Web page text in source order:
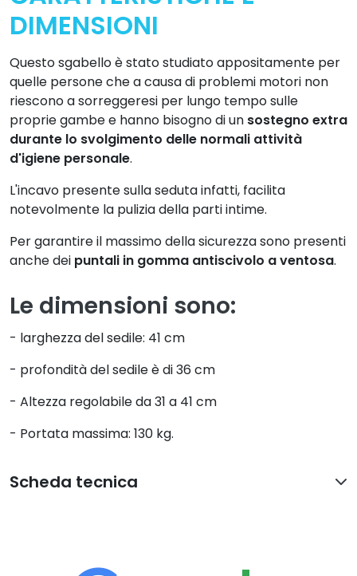
DIMENSIONI
Questo sgabello è stato studiato appositamente per
quelle persone che a causa di problemi motori non
riescono a sorreggeresi per lungo tempo sulle
proprie gambe e hanno bisogno di un sostegno extra
durante lo svolgimento delle normali attività
d'igiene personale.
L'incavo presente sulla seduta infatti, facilita
notevolmente la pulizia della parti intime.
Per garantire il massimo della sicurezza sono presenti
anche dei puntali in gomma antiscivolo a ventosa.
Le dimensioni sono:
- larghezza del sedile: 41 cm
- profondità del sedile è di 36 cm
- Altezza regolabile da 31 a 41 cm
- Portata massima: 130 kg.
Scheda tecnica